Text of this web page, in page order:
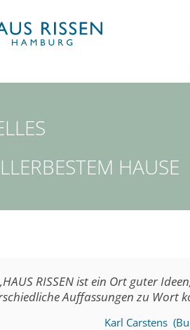
HAUSE
RISSEN ist ein Ort guter
Auffassungen zu Wort
Karl Carstens